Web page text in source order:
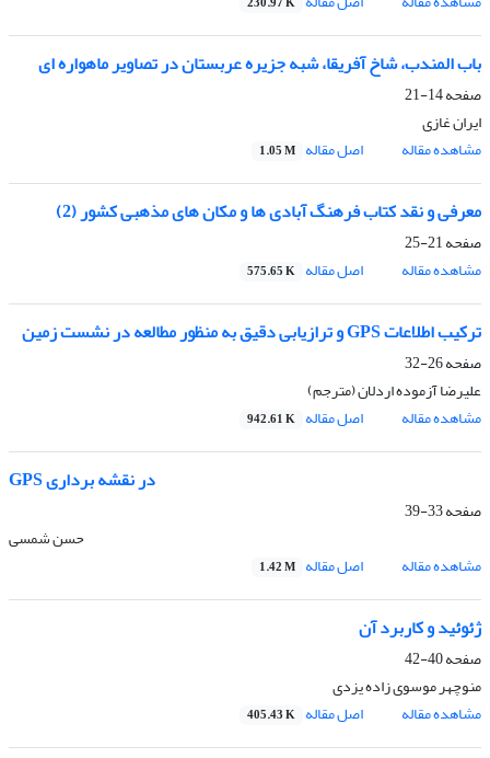
باب المندب، شاخ آفریقا، شبه جزیره عربستان در تصاویر ماهواره ای
صفحه14-21
ایران غازی
مشاهده مقاله
اصل مقاله 1.05 M
معرفی و نقد کتاب فرهنگ آبادی ها و مکان های مذهبی کشور (2)
صفحه21-25
مشاهده مقاله
اصل مقاله 575.65 K
ترکیب اطلاعات GPS و ترازیابی دقیق به منظور مطالعه در نشست زمین
صفحه26-32
علیرضا آزموده اردلان (مترجم)
مشاهده مقاله
اصل مقاله 942.61 K
GPS در نقشه برداری
صفحه33-39
حسن شمسی
مشاهده مقاله
اصل مقاله 1.42 M
ژئوئید و کاربرد آن
صفحه40-42
منوچهر موسوی زاده یزدی
مشاهده مقاله
اصل مقاله 405.43 K